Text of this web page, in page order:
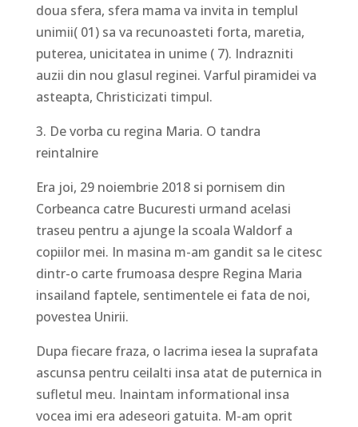
doua sfera, sfera mama va invita in templul
unimii( 01) sa va recunoasteti forta, maretia,
puterea, unicitatea in unime ( 7). Indrazniti
auzii din nou glasul reginei. Varful piramidei va
asteapta, Christicizati timpul.
3. De vorba cu regina Maria. O tandra
reintalnire
Era joi, 29 noiembrie 2018 si pornisem din
Corbeanca catre Bucuresti urmand acelasi
traseu pentru a ajunge la scoala Waldorf a
copiilor mei. In masina m-am gandit sa le citesc
dintr-o carte frumoasa despre Regina Maria
insailand faptele, sentimentele ei fata de noi,
povestea Unirii.
Dupa fiecare fraza, o lacrima iesea la suprafata
ascunsa pentru ceilalti insa atat de puternica in
sufletul meu. Inaintam informational insa
vocea imi era adeseori gatuita. M-am oprit